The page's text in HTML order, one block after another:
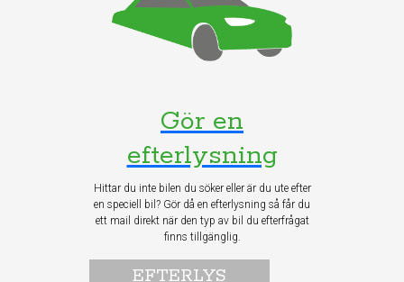
Gör en
efterlysning
Hittar du inte bilen du söker eller är du ute efter
en speciell bil? Gör då en efterlysning så får du
ett mail direkt när den typ av bil du efterfrågat
finns tillgänglig.
EFTERLYS